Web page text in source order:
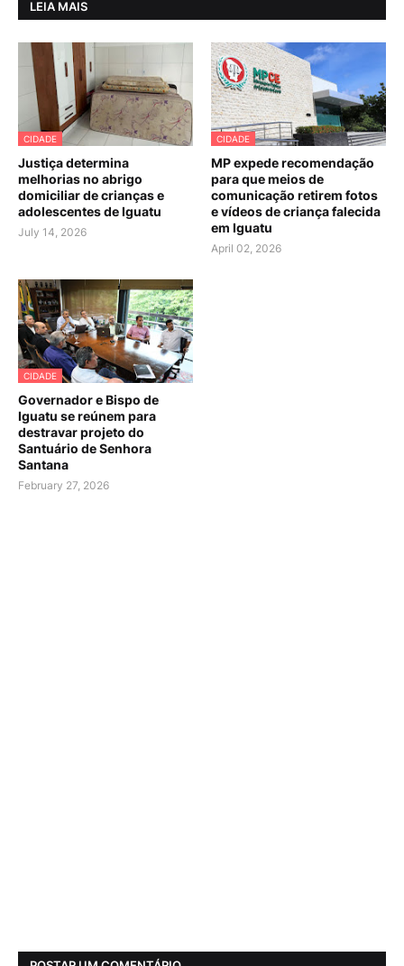
LEIA MAIS
CIDADE
Justiça determina
melhorias no abrigo
domiciliar de crianças e
adolescentes de Iguatu
July 14, 2026
CIDADE
MP expede recomendação
para que meios de
comunicação retirem fotos
e vídeos de criança falecida
em Iguatu
April 02, 2026
CIDADE
Governador e Bispo de
Iguatu se reúnem para
destravar projeto do
Santuário de Senhora
Santana
February 27, 2026